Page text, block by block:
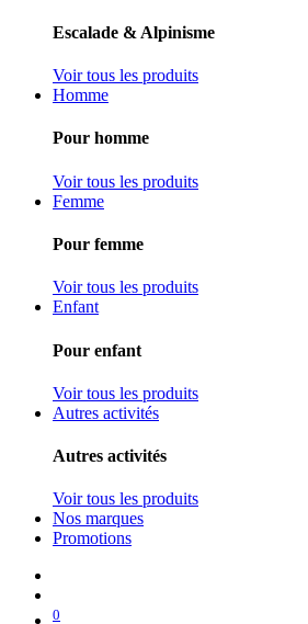
Escalade & Alpinisme
Voir tous les produits
Homme
Pour homme
Voir tous les produits
Femme
Pour femme
Voir tous les produits
Enfant
Pour enfant
Voir tous les produits
Autres activités
Autres activités
Voir tous les produits
Nos marques
Promotions
0